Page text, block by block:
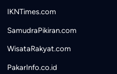
IKNTimes.com
SamudraPikiran.com
WisataRakyat.com
PakarInfo.co.id